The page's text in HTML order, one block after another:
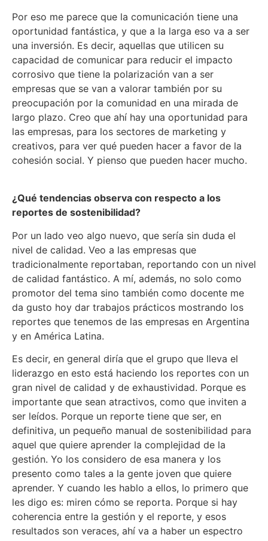
Por eso me parece que la comunicación tiene una
oportunidad fantástica, y que a la larga eso va a ser
una inversión. Es decir, aquellas que utilicen su
capacidad de comunicar para reducir el impacto
corrosivo que tiene la polarización van a ser
empresas que se van a valorar también por su
preocupación por la comunidad en una mirada de
largo plazo. Creo que ahí hay una oportunidad para
las empresas, para los sectores de marketing y
creativos, para ver qué pueden hacer a favor de la
cohesión social. Y pienso que pueden hacer mucho.
¿Qué tendencias observa con respecto a los
reportes de sostenibilidad?
Por un lado veo algo nuevo, que sería sin duda el
nivel de calidad. Veo a las empresas que
tradicionalmente reportaban, reportando con un nivel
de calidad fantástico. A mí, además, no solo como
promotor del tema sino también como docente me
da gusto hoy dar trabajos prácticos mostrando los
reportes que tenemos de las empresas en Argentina
y en América Latina.
Es decir, en general diría que el grupo que lleva el
liderazgo en esto está haciendo los reportes con un
gran nivel de calidad y de exhaustividad. Porque es
importante que sean atractivos, como que inviten a
ser leídos. Porque un reporte tiene que ser, en
definitiva, un pequeño manual de sostenibilidad para
aquel que quiere aprender la complejidad de la
gestión. Yo los considero de esa manera y los
presento como tales a la gente joven que quiere
aprender. Y cuando les hablo a ellos, lo primero que
les digo es: miren cómo se reporta. Porque si hay
coherencia entre la gestión y el reporte, y esos
resultados son veraces, ahí va a haber un espectro